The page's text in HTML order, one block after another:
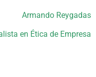
Armando Reygadas
en Ética de Empresa